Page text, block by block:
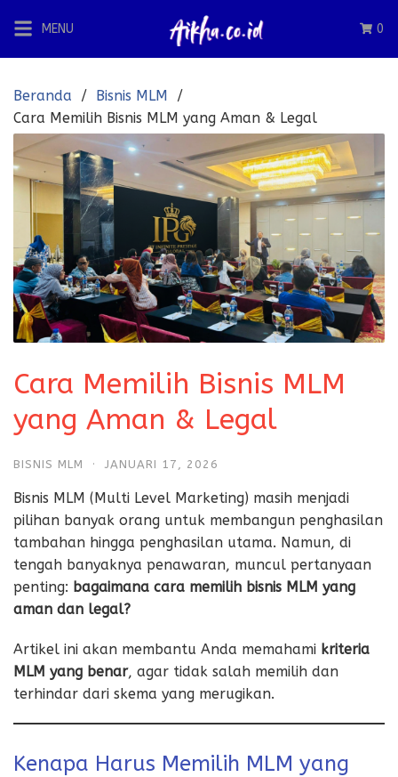
ke
konten
MENU 0
Beranda
Bisnis MLM
Cara Memilih Bisnis MLM yang Aman & Legal
Cara Memilih Bisnis MLM
yang Aman & Legal
BISNIS MLM · JANUARI 17, 2026
Bisnis MLM (Multi Level Marketing) masih menjadi
pilihan banyak orang untuk membangun penghasilan
tambahan hingga penghasilan utama. Namun, di
tengah banyaknya penawaran, muncul pertanyaan
penting: bagaimana cara memilih bisnis MLM yang
aman dan legal?
Artikel ini akan membantu Anda memahami kriteria
MLM yang benar, agar tidak salah memilih dan
terhindar dari skema yang merugikan.
Kenapa Harus Memilih MLM yang